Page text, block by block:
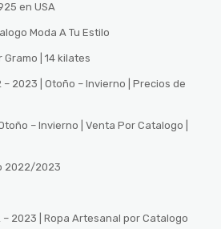
en USA
Moda A Tu Estilo
| 14 kilates
2023 | Otoño – Invierno | Precios de
– Invierno | Venta Por Catalogo |
2022/2023
2023 | Ropa Artesanal por Catalogo